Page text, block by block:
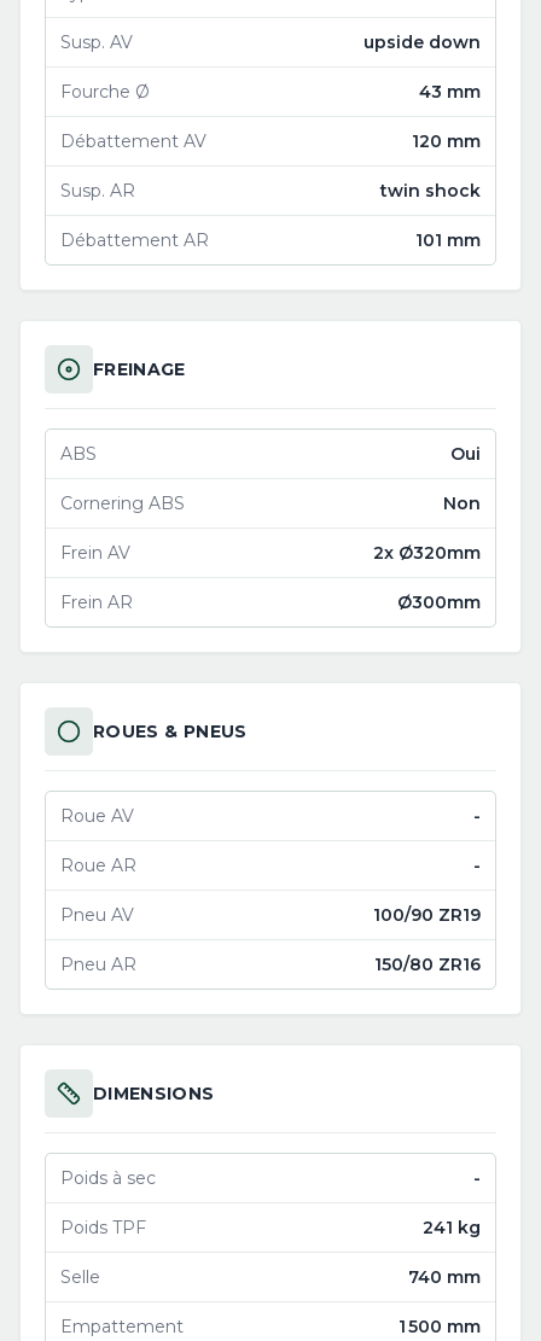
Susp. AV upside down
Fourche Ø 43 mm
Débattement AV 120 mm
Susp. AR twin shock
Débattement AR 101 mm
FREINAGE
ABS Oui
Cornering ABS Non
Frein AV 2x Ø320mm
Frein AR Ø300mm
ROUES & PNEUS
Roue AV -
Roue AR -
Pneu AV 100/90 ZR19
Pneu AR 150/80 ZR16
DIMENSIONS
Poids à sec -
Poids TPF 241 kg
Selle 740 mm
Empattement 1 500 mm